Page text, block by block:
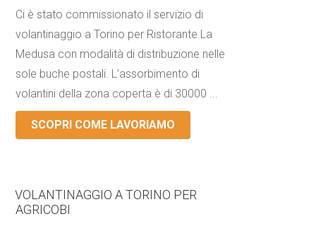
Ci è stato commissionato il servizio di
volantinaggio a Torino per Ristorante La
Medusa con modalità di distribuzione nelle
sole buche postali. L’assorbimento di
volantini della zona coperta è di 30000 ...
SCOPRI COME LAVORIAMO
VOLANTINAGGIO A TORINO PER
AGRICOBI